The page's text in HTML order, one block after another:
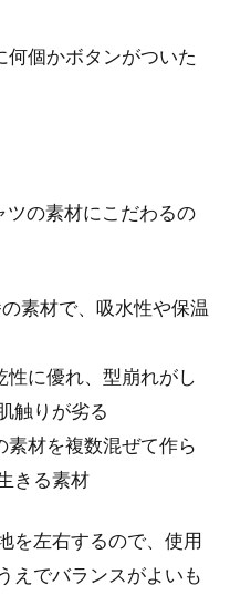
ルビズを取り入れる企業が増え
は色が決め手！レディ
おすすめは？
スコーデの主役「アウター」！
何を基準にされていますか？ア
何個かボタンがついた
の素材にこだわるの
素材で、吸水性や保温
性に優れ、型崩れがし
触りが劣る
素材を複数混ぜて作ら
きる素材
を左右するので、使用
えでバランスがよいも